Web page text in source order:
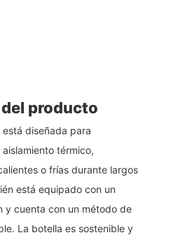
producto
diseñada para
térmico,
o frías durante largos
está equipado con un
y cuenta con un método de
La botella es sostenible y